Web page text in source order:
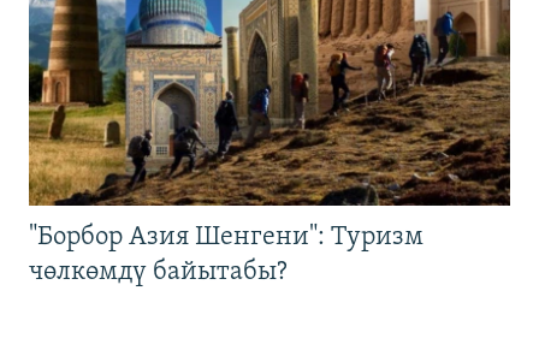
"Борбор Азия Шенгени": Туризм
чөлкөмдү байытабы?